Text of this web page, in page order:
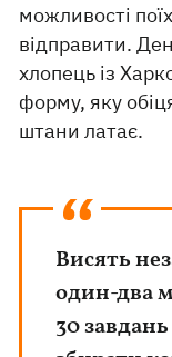
можливості
відправити.
хлопець із
форму, яку
штани латає.
Висять
один-два
30